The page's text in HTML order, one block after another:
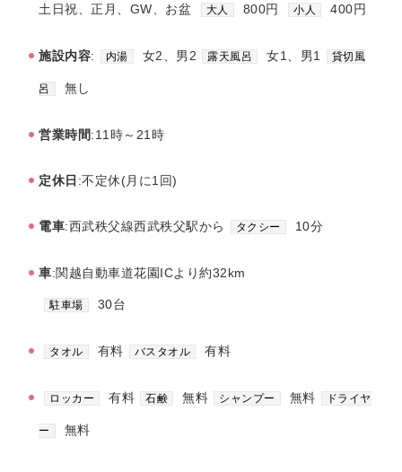
土日祝、正月、GW、お盆 大人 800円 小人 400円
施設内容: 内湯 女2、男2 露天風呂 女1、男1 貸切風
呂 無し
営業時間:11時～21時
定休日 :不定休(月に1回)
電車:西武秩父線西武秩父駅から タクシー 10分
車:関越自動車道花園ICより約32km
駐車場 30台
タオル 有料 バスタオル 有料
ロッカー 有料 石鹸 無料 シャンプー 無料 ドライヤ
ー 無料